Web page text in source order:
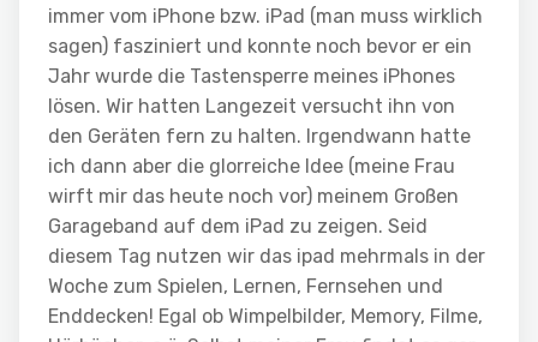
immer vom iPhone bzw. iPad (man muss wirklich
sagen) fasziniert und konnte noch bevor er ein
Jahr wurde die Tastensperre meines iPhones
lösen. Wir hatten Langezeit versucht ihn von
den Geräten fern zu halten. Irgendwann hatte
ich dann aber die glorreiche Idee (meine Frau
wirft mir das heute noch vor) meinem Großen
Garageband auf dem iPad zu zeigen. Seid
diesem Tag nutzen wir das ipad mehrmals in der
Woche zum Spielen, Lernen, Fernsehen und
Enddecken! Egal ob Wimpelbilder, Memory, Filme,